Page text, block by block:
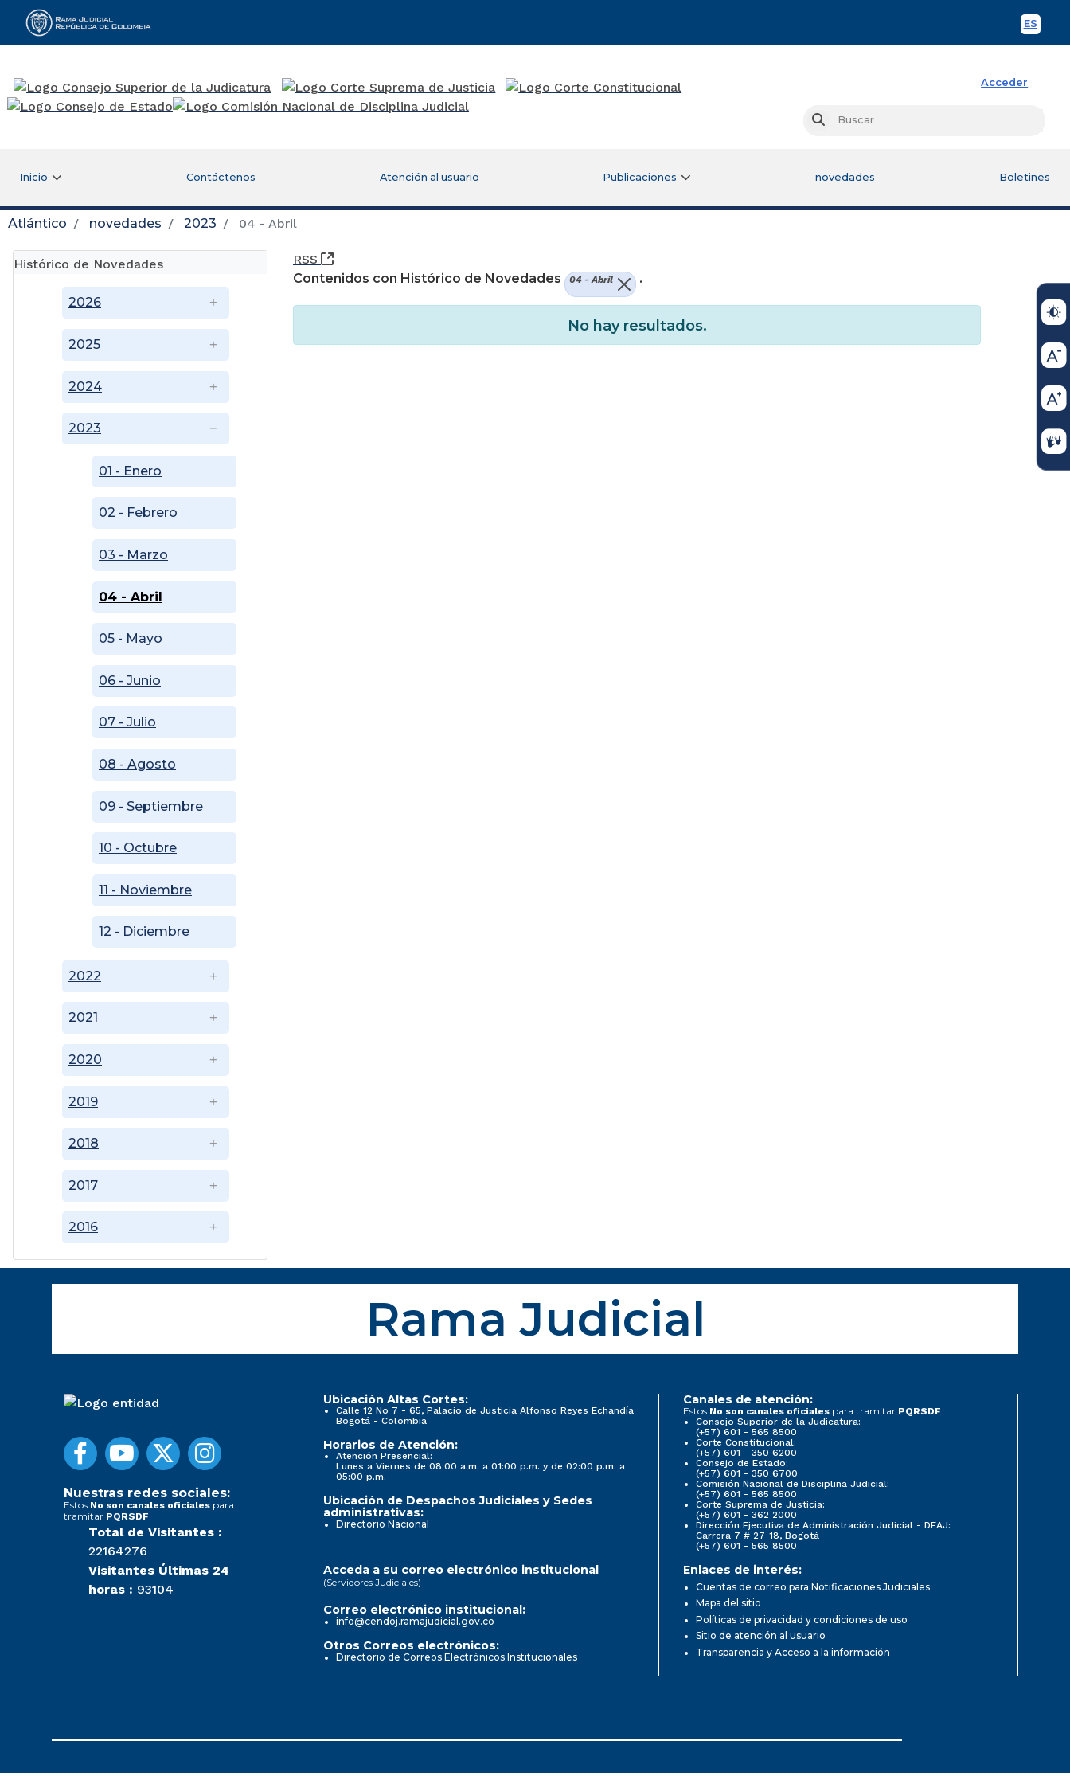
ES
Rama Judicial
Acceder
Buscar
Inicio Contáctenos Atención al usuario Publicaciones novedades Boletines
Atlántico novedades 2023 04 - Abril
Histórico de Novedades
2016
2017
2018
2019
2020
2021
2022
2023
01 - Enero
02 - Febrero
03 - Marzo
04 - Abril
05 - Mayo
06 - Junio
07 - Julio
08 - Agosto
09 - Septiembre
10 - Octubre
11 - Noviembre
12 - Diciembre
2024
2025
2026
RSS
(Abre una nueva ventana)
Contenidos con Histórico de Novedades
04 - Abril .
No hay resultados.
Rama Judicial
Nuestras redes sociales:
Estos No son canales oficiales para
tramitar PQRSDF
Total de Visitantes :
22164276
Visitantes Últimas 24
horas : 93104
Ubicación Altas Cortes:
Calle 12 No 7 - 65, Palacio de Justicia Alfonso Reyes Echandía
Bogotá - Colombia
Horarios de Atención:
Atención Presencial:
Lunes a Viernes de 08:00 a.m. a 01:00 p.m. y de 02:00 p.m. a
05:00 p.m.
Ubicación de Despachos Judiciales y Sedes
administrativas:
Directorio Nacional
Canales de atención:
Estos No son canales oficiales para tramitar PQRSDF
Consejo Superior de la Judicatura:
(+57) 601 - 565 8500
Corte Constitucional:
(+57) 601 - 350 6200
Consejo de Estado:
(+57) 601 - 350 6700
Comisión Nacional de Disciplina Judicial:
(+57) 601 - 565 8500
Corte Suprema de Justicia:
(+57) 601 - 362 2000
Dirección Ejecutiva de Administración Judicial - DEAJ:
Carrera 7 # 27-18, Bogotá
(+57) 601 - 565 8500
Acceda a su correo electrónico institucional
(Servidores Judiciales)
Correo electrónico institucional:
info@cendoj.ramajudicial.gov.co
Otros Correos electrónicos:
Directorio de Correos Electrónicos Institucionales
Enlaces de interés:
Cuentas de correo para Notificaciones Judiciales
Mapa del sitio
Políticas de privacidad y condiciones de uso
Sitio de atención al usuario
Transparencia y Acceso a la información